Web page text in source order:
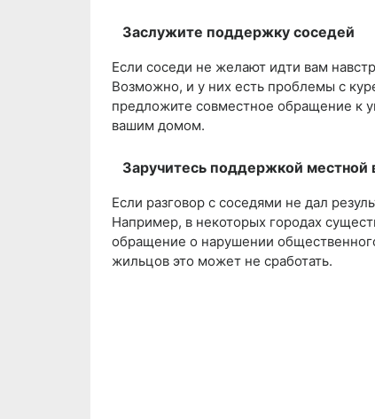
Заслужите поддержку соседей
Если соседи не желают идти вам
Возможно, и у них есть проблемы с
предложите совместное обращение к
вашим домом.
Заручитесь поддержкой местной
Если разговор с соседями не дал
Например, в некоторых городах
обращение о нарушении
жильцов это может не сработать.